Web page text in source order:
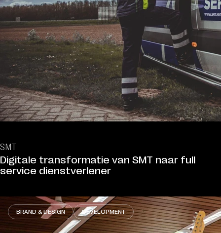
SMT
Digitale transformatie van SMT naar full
service dienstverlener
BRAND & DESIGN DEVELOPMENT